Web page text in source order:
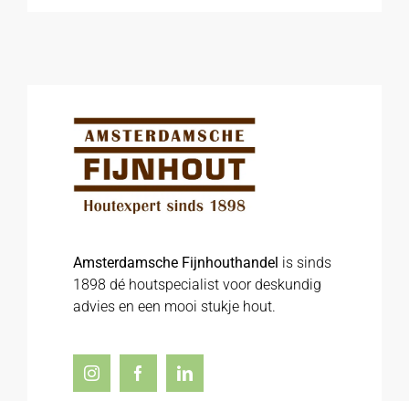
Amsterdamsche Fijnhouthandel is sinds
1898 dé houtspecialist voor deskundig
advies en een mooi stukje hout.